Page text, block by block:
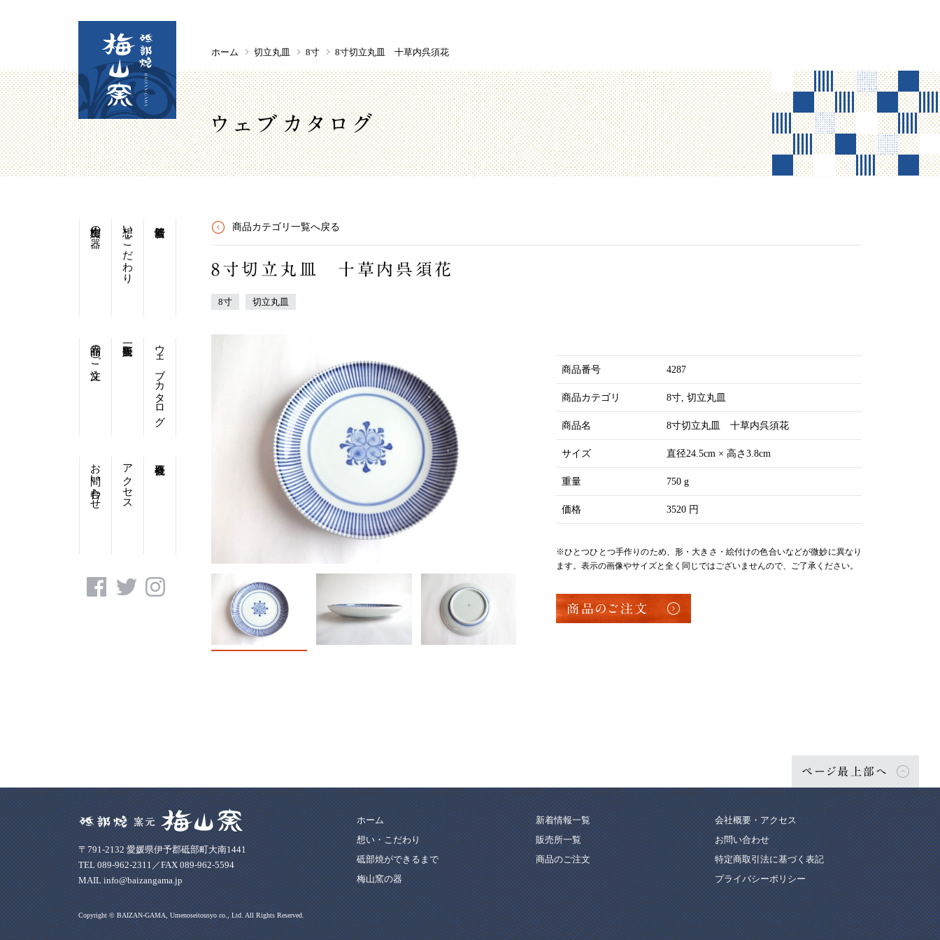
ホーム 切立丸皿 8寸 8寸切立丸皿 十草内呉須花
ウェブカタログ
想い・こだわり
梅山窯の器
ウェブカタログ
商品のご注文
アクセス
お問い合わせ
商品カテゴリ一覧へ戻る
8寸切立丸皿 十草内呉須花
8寸 切立丸皿
商品番号 4287
商品カテゴリ 8寸 切立丸皿
商品名 8寸切立丸皿 十草内呉須花
サイズ 直径24.5cm × 高さ3.8cm
重量 750 g
価格 3520 円
※ひとつひとつ手作りのため、形・大きさ・絵付けの色合いなどが微妙に異なり
ます。表示の画像やサイズと全く同じではございませんので、ご了承ください。
商品のご注文
ページ最上部へ
〒791-2132 愛媛県伊予郡砥部町大南1441
TEL 089-962-2311／FAX 089-962-5594
MAIL info@baizangama.jp
ホーム
想い・こだわり
砥部焼ができるまで
梅山窯の器
新着情報一覧
販売所一覧
商品のご注文
会社概要・アクセス
お問い合わせ
特定商取引法に基づく表記
プライバシーポリシー
Copyright © BAIZAN-GAMA, Umenoseitousyo co., Ltd. All Rights Reserved.